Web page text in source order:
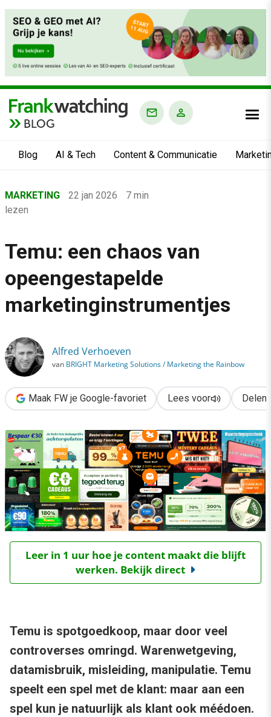
BLOG
Blog AI & Tech Content & Communicatie
›
Marketing
›
Temu: een chaos van opeengestapelde marketinginstrumentjes
MARKETING 22 jan 2026
7 min
lezen
Temu: een chaos van
opeengestapelde
marketinginstrumentjes
Alfred Verhoeven
van BRIGHT Marketing Solutions / Marketing the Rainbow
Maak FW je Google-favoriet Lees voor Delen
Leer in 1 uur hoe je content maakt die blijft
werken. Bekijk direct
Temu is spotgoedkoop, maar door veel
controverses omringd. Warenwetgeving,
datamisbruik, misleiding, manipulatie. Temu
speelt een spel met de klant: maar aan een
spel kun je natuurlijk als klant ook méédoen.